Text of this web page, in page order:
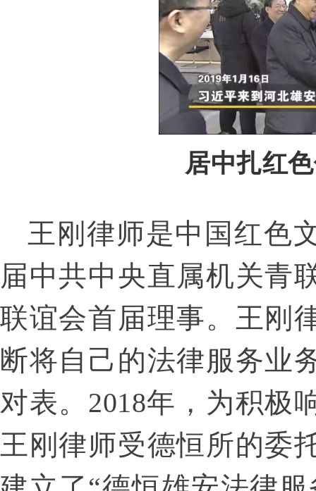
居中扎红
王刚律师是中国红色
届中共中央直属机关青
联谊会首届理事。王刚
断将自己的法律服务业
对表。 2018年，为积极
王刚律师受德恒所的委